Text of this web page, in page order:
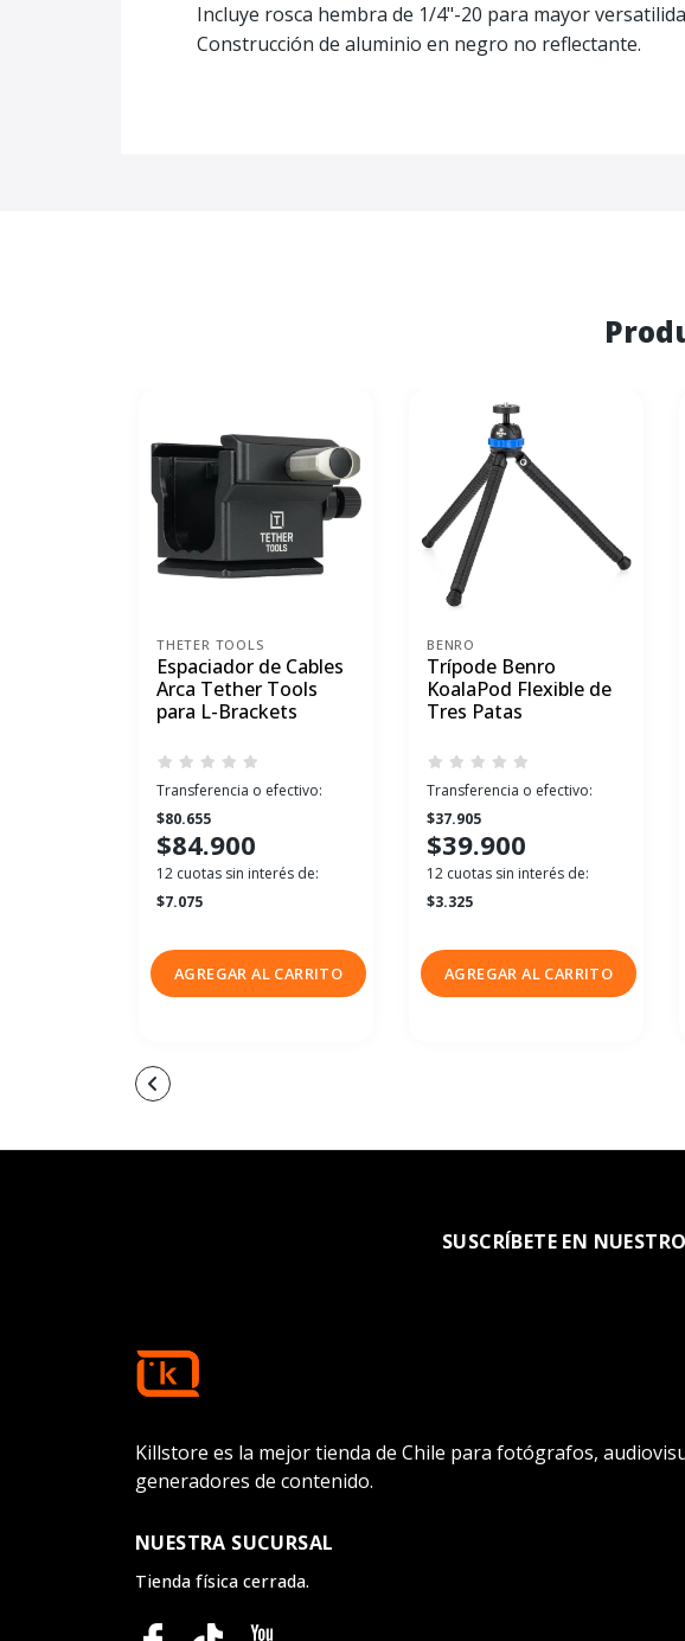
Incluye rosca hembra de 1/4"-20 para mayor
Construcción de aluminio en negro no reflectante.
THETER TOOLS
Espaciador de Cables
Arca Tether Tools
para L-Brackets
Transferencia o efectivo:
$80.655
$84.900
12 cuotas sin interés de:
$7.075
AGREGAR AL CARRITO
BENRO
Trípode Benro
KoalaPod Flexible de
Tres Patas
Transferencia o efectivo:
$37.905
$39.900
12 cuotas sin interés de:
$3.325
AGREGAR AL CARRITO
SUSCRÍBETE EN
Killstore es la mejor tienda de Chile para fotógrafos,
generadores de contenido.
NUESTRA SUCURSAL
Tienda física cerrada.